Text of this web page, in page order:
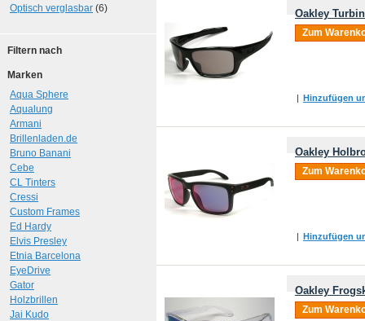
Oakley
Zum
| Hinzufügen
Oakley
Zum
| Hinzufügen
Oakley
Zum
Optisch verglasbar (6)
Filtern nach
Marken
Aqua Sphere
Aqualung
Armani
Brillenladen.de
Bruno Banani
Cebe
CL Tinters
Cressi
Custom Frames
Ed Hardy
Elvis Presley
Etnia Barcelona
EyeDrive
Gator
Holzbrillen
Jai Kudo